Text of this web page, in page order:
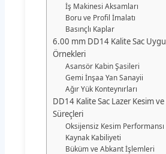
İş Makinesi Aksamları
Boru ve Profil İmalatı
Basınçlı Kaplar
6.00 mm DD14 Kalite Sac
Örnekleri
Asansör Kabin Şasileri
Gemi İnşaa Yan Sanayii
Ağır Yük Konteynırları
DD14 Kalite Sac Lazer Kesim
Süreçleri
Oksijensiz Kesim Performansı
Kaynak Kabiliyeti
Büküm ve Abkant İşlemleri